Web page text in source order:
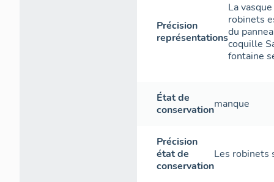
Précision
représentations
La
robinets
du
coquille
fontaine
État de
conservationmanque
Précision
état de
conservation
Les robinets